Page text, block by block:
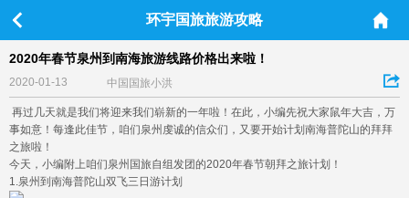
环宇国旅旅游攻略
2020年春节泉州到南海旅游线路价格出来啦！
2020-01-13 中国国旅小洪
再过几天就是我们将迎来我们崭新的一年啦！在此，小编先祝大家鼠年大吉，万
事如意！每逢此佳节，咱们泉州虔诚的信众们，又要开始计划南海普陀山的拜拜
之旅啦！
今天，小编附上咱们泉州国旅自组发团的2020年春节朝拜之旅计划！
1.泉州到南海普陀山双飞三日游计划